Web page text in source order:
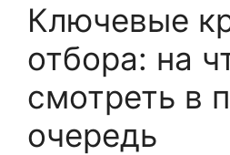
Ключевые
отбора: на
смотреть в
очередь